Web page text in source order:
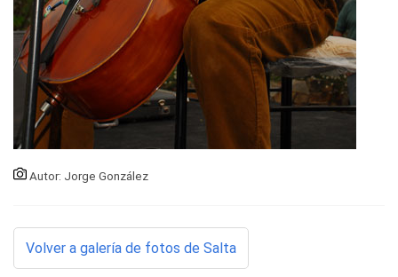
Autor: Jorge González
Volver a galería de fotos de Salta